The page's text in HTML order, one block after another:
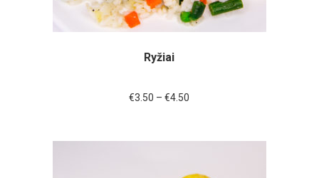
Ryžiai
€3.50 – €4.50